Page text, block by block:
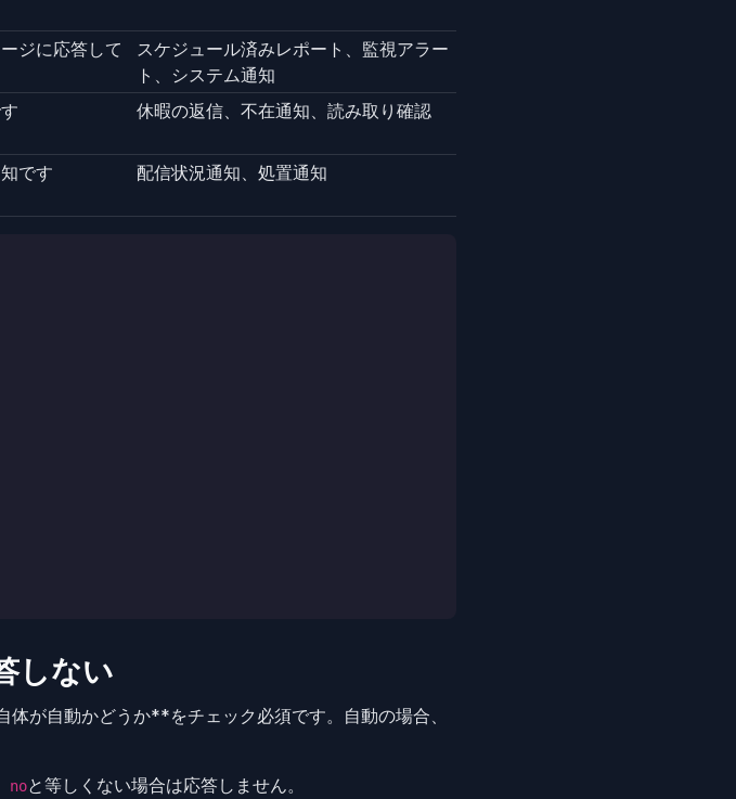
ジに応答して
スケジュール済みレポート、監視アラー
ト、システム通知
休暇の返信、不在通知、読み取り確認
です 配信状況通知、処置通知
しない
が自動かどうか**をチェック必須です。自動の場合、
noと等しくない場合は応答しません。